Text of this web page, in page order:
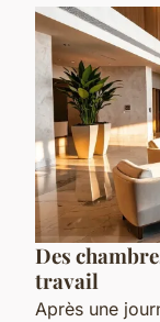
Des
travail
Après une